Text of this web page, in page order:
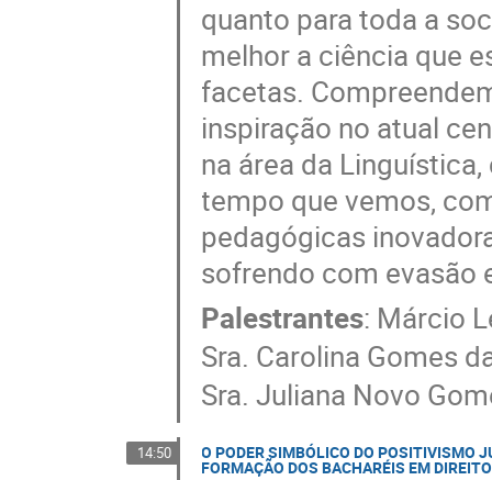
quanto para toda a
melhor a ciência que
facetas.
inspiração no atual
na área da
tempo que vemos,
pedagógicas
sofrendo com evasão
Palestrantes: Márcio
Sra. Carolina Gomes
Sra. Juliana Novo
14:50 O PODER SIMBÓLICO DO POSITIVISMO
FORMAÇÃO DOS BACHARÉIS EM DIREITO